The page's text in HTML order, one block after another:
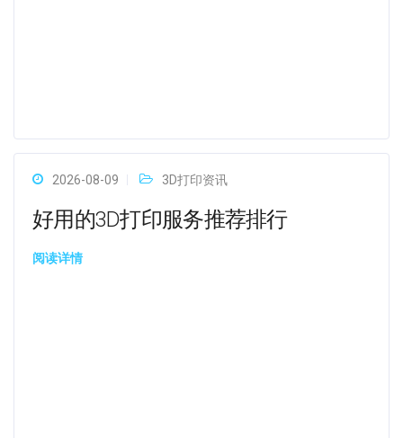
2026-08-09 3D打印资讯
好用的3D打印服务推荐排行
阅读详情